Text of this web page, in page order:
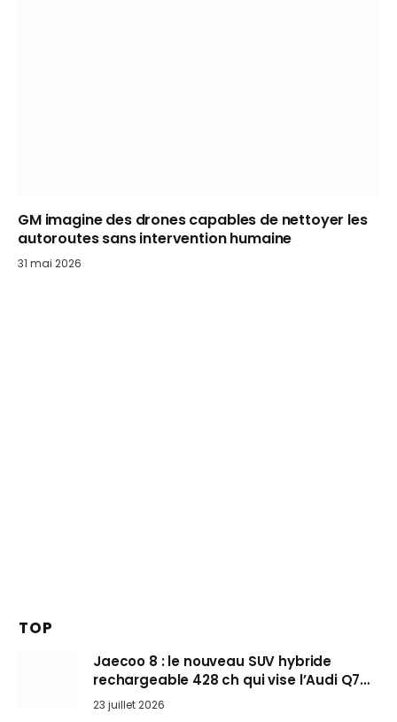
GM imagine des drones capables de nettoyer les
autoroutes sans intervention humaine
31 mai 2026
TOP
Jaecoo 8 : le nouveau SUV hybride
rechargeable 428 ch qui vise l’Audi Q7
arrive en Europe cet automne
23 juillet 2026